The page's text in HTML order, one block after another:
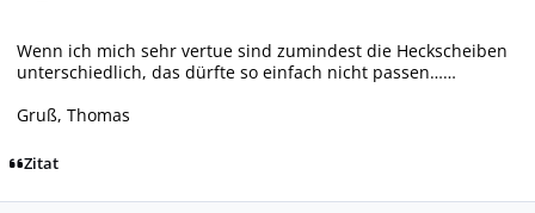
Wenn ich mich sehr vertue sind zumindest die Heckscheiben
unterschiedlich, das dürfte so einfach nicht passen……
Gruß, Thomas
Zitat